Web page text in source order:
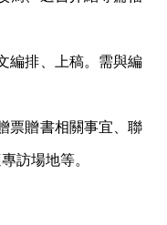
編排、上稿。需與編
票贈書相關事宜、聯
訪場地等。